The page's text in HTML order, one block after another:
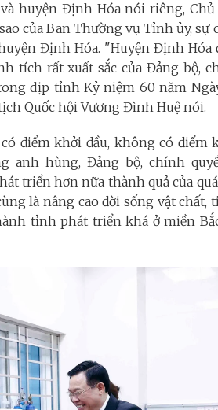
huyện Định Hóa nói riêng,
của Ban Thường vụ Tỉnh ủy, sự
Định Hóa. "Huyện Định
tích rất xuất sắc của Đảng bộ,
dịp tỉnh Kỷ niệm 60 năm
Quốc hội Vương Đình Huệ nói.
điểm khởi đầu, không có điểm
anh hùng, Đảng bộ, chính
triển hơn nữa thành quả của
là nâng cao đời sống vật chất,
tỉnh phát triển khá ở miền